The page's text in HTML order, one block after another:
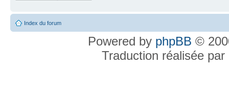
Index du forum
Powered by phpBB ©
Traduction réalisée par